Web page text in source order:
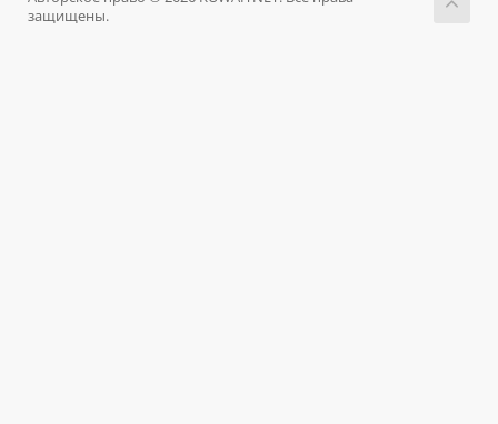
защищены.